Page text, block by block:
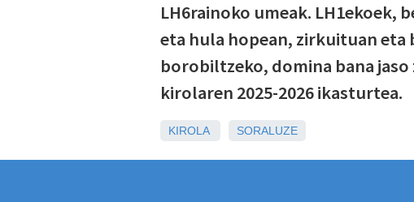
LH6rainoko umeak. LH1ekoek,
eta hula hopean, zirkuituan eta
borobiltzeko, domina bana
kirolaren 2025-2026 ikasturtea.
KIROLA SORALUZE